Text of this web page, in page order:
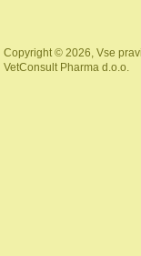
Copyright © 2026, Vse
VetConsult Pharma d.o.o.